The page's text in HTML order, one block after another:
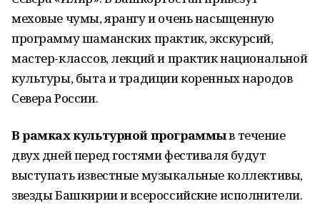
меховые чумы, ярангу и очень насыщенную
программу шаманских практик, экскурсий,
мастер-классов, лекций и практик национальной
культуры, быта и традиции коренных народов
Севера России.
В рамках культурной программыв течение
двух дней перед гостями фестиваля будут
выступать известные музыкальные коллективы,
звезды Башкирии и всероссийские исполнители.